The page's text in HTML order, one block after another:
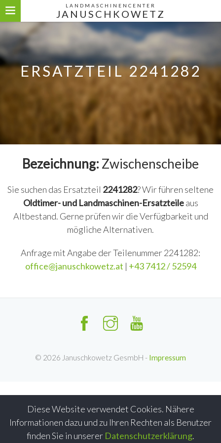
LANDMASCHINENCENTER
JANUSCHKOWETZ
Diese Website verwendet Cookies. Nähere
Informationen dazu und zu Ihren Rechten als Benutzer
finden Sie in unserer Datenschutzerklärung.
ERSATZTEIL 2241282
Bezeichnung: Zwischenscheibe
Sie suchen das Ersatzteil 2241282? Wir führen seltene
Oldtimer- und Landmaschinen-Ersatzteileaus
Altbestand. Gerne prüfen wir die Verfügbarkeit und
mögliche Alternativen.
Anfrage mit Angabe der Teilenummer 2241282:
office@januschkowetz.at | +43 7412 / 52594
© 2026 Januschkowetz GesmbH - Impressum